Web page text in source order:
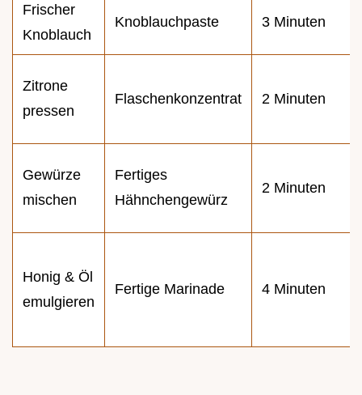
Frischer
Knoblauch
Knoblauchpaste 3 Minuten
Zitrone
pressen
Flaschenkonzentrat 2 Minuten
Gewürze
mischen
Fertiges
Hähnchengewürz
2 Minuten
Honig & Öl
emulgieren
Fertige Marinade 4 Minuten